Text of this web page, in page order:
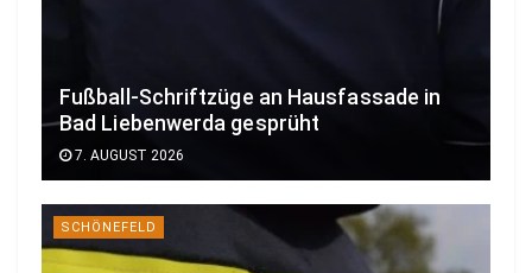
Fußball-Schriftzüge an Hausfassade in
Bad Liebenwerda gesprüht
7. AUGUST 2026
SCHÖNEFELD